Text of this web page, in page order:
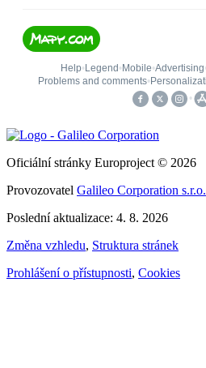
Oficiální stránky Europroject © 2026
Provozovatel Galileo Corporation s.r.o.
Poslední aktualizace: 4. 8. 2026
Změna vzhledu, Struktura stránek
Prohlášení o přístupnosti, Cookies